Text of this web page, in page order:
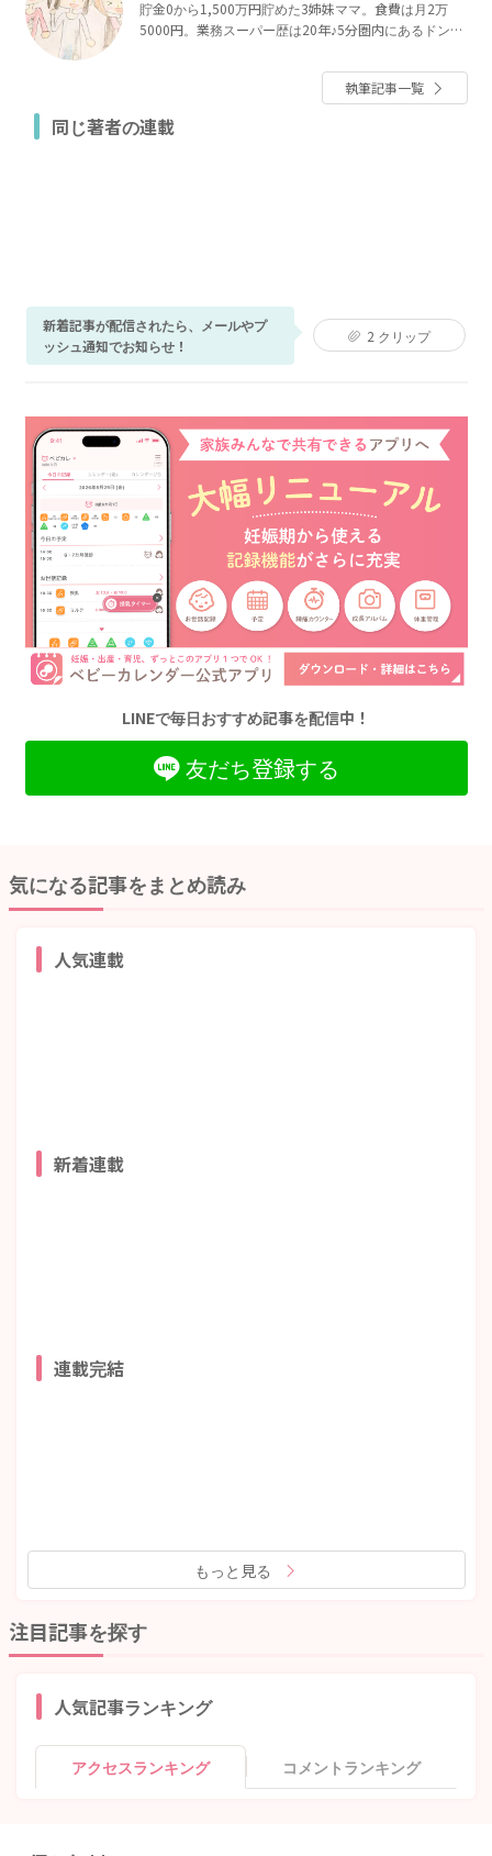
貯金0から1,500万円貯めた3姉妹ママ。食費は月2万
5000円。業務スーパー歴は20年♪5分圏内にあるドン
り、神コスパ商品を探すパトロールが趣味♪節約と貯蓄
が大好き。節約生活スペシャリスト、整理収納アドバ
執筆記事一覧
同じ著者の連載
新着記事が配信されたら、メールやプ
ッシュ通知でお知らせ！
2 クリップ
LINEで毎日おすすめ記事を配信中！
友だち登録する
気になる記事をまとめ読み
人気連載
新着連載
連載完結
もっと見る
注目記事を探す
人気記事ランキング
アクセスランキング コメントランキング